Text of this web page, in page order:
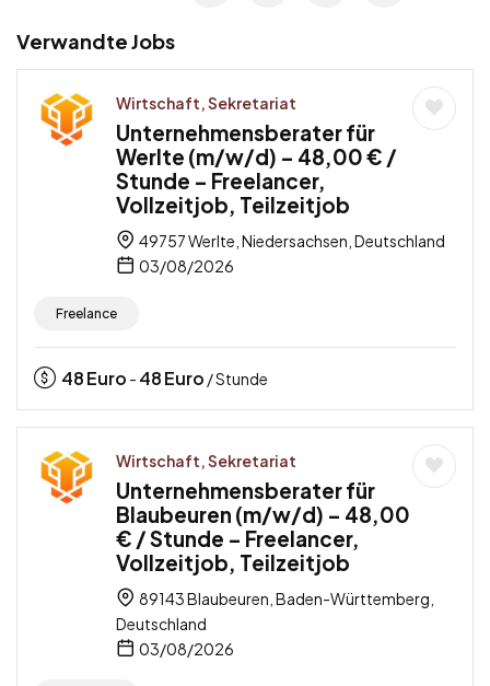
Verwandte Jobs
Wirtschaft, Sekretariat
Unternehmensberater für
Werlte (m/w/d) – 48,00 € /
Stunde – Freelancer,
Vollzeitjob, Teilzeitjob
49757 Werlte, Niedersachsen, Deutschland
03/08/2026
Freelance
48Euro - 48Euro / Stunde
Wirtschaft, Sekretariat
Unternehmensberater für
Blaubeuren (m/w/d) – 48,00
€ / Stunde – Freelancer,
Vollzeitjob, Teilzeitjob
89143 Blaubeuren, Baden-Württemberg,
Deutschland
03/08/2026